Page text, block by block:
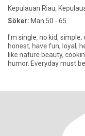
Kepulauan Riau,
Söker: Man 50 - 65
I'm single, no kid,
honest, have fun, loyal, helpful,
like nature beauty,
humor. Everyday must